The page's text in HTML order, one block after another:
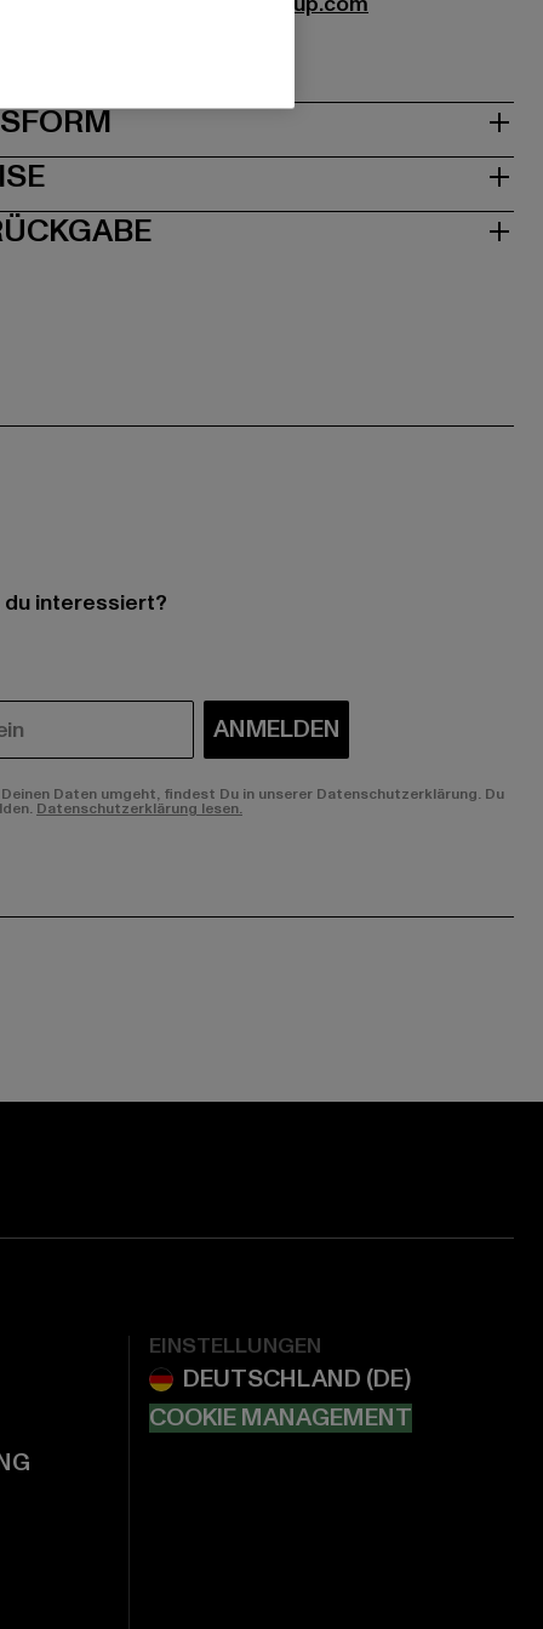
PASSFORM
interessiert?
ANMELDEN
Daten umgeht, findest Du in unserer Datenschutzerklärung. Du
Datenschutzerklärung lesen.
EINSTELLUNGEN
COOKIE MANAGEMENT